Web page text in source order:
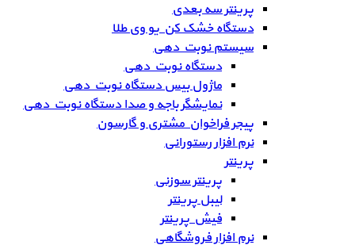
پرینتر سه بعدی
دستگاه خشک کن یو وی طلا
سیستم نوبت دهی
دستگاه نوبت دهی
ماژول بیس دستگاه نوبت دهی
نمایشگر باجه و صدا دستگاه نوبت دهی
پیجر فراخوان مشتری و گارسون
نرم افزار رستورانی
پرینتر
پرینتر سوزنی
لیبل پرینتر
فیش پرینتر
نرم افزار فروشگاهی